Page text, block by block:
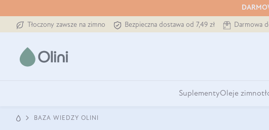
Tłoczony zawsze na zimno Bezpieczna dostawa od 7,49 zł Darmowa
SuplementyOleje
BAZA WIEDZY OLINI